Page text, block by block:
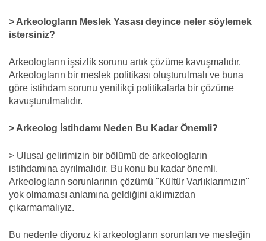
> Arkeologların Meslek Yasası deyince neler söylemek
istersiniz?
Arkeologların işsizlik sorunu artık çözüme kavuşmalıdır.
Arkeologların bir meslek politikası oluşturulmalı ve buna
göre istihdam sorunu yenilikçi politikalarla bir çözüme
kavuşturulmalıdır.
> Arkeolog İstihdamı Neden Bu Kadar Önemli?
> Ulusal gelirimizin bir bölümü de arkeologların
istihdamına ayrılmalıdır. Bu konu bu kadar önemli.
Arkeologların sorunlarının çözümü "Kültür Varlıklarımızın"
yok olmaması anlamına geldiğini aklımızdan
çıkarmamalıyız.
Bu nedenle diyoruz ki arkeologların sorunları ve mesleğin